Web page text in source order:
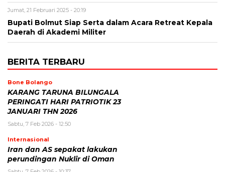
Jumat, 21 Februari 2025 - 20:19
Bupati Bolmut Siap Serta dalam Acara Retreat Kepala
Daerah di Akademi Militer
BERITA TERBARU
Bone Bolango
KARANG TARUNA BILUNGALA
PERINGATI HARI PATRIOTIK 23
JANUARI THN 2026
Sabtu, 7 Feb 2026 - 12:50
Internasional
Iran dan AS sepakat lakukan
perundingan Nuklir di Oman